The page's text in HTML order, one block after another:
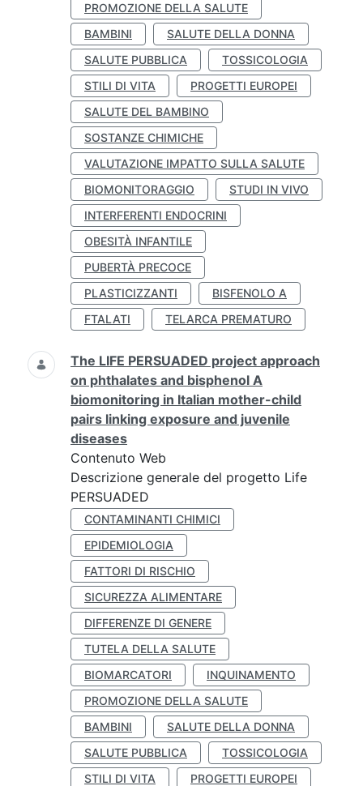
PROMOZIONE DELLA SALUTE
BAMBINI
SALUTE DELLA DONNA
SALUTE PUBBLICA
TOSSICOLOGIA
STILI DI VITA
PROGETTI EUROPEI
SALUTE DEL BAMBINO
SOSTANZE CHIMICHE
VALUTAZIONE IMPATTO SULLA SALUTE
BIOMONITORAGGIO
STUDI IN VIVO
INTERFERENTI ENDOCRINI
OBESITÀ INFANTILE
PUBERTÀ PRECOCE
PLASTICIZZANTI
BISFENOLO A
FTALATI
TELARCA PREMATURO
The LIFE PERSUADED project approach
on phthalates and bisphenol A
biomonitoring in Italian mother-child
pairs linking exposure and juvenile
diseases
Contenuto Web
Descrizione generale del progetto Life
PERSUADED
CONTAMINANTI CHIMICI
EPIDEMIOLOGIA
FATTORI DI RISCHIO
SICUREZZA ALIMENTARE
DIFFERENZE DI GENERE
TUTELA DELLA SALUTE
BIOMARCATORI
INQUINAMENTO
PROMOZIONE DELLA SALUTE
BAMBINI
SALUTE DELLA DONNA
SALUTE PUBBLICA
TOSSICOLOGIA
STILI DI VITA
PROGETTI EUROPEI